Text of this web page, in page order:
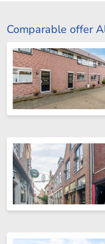
Comparable offer